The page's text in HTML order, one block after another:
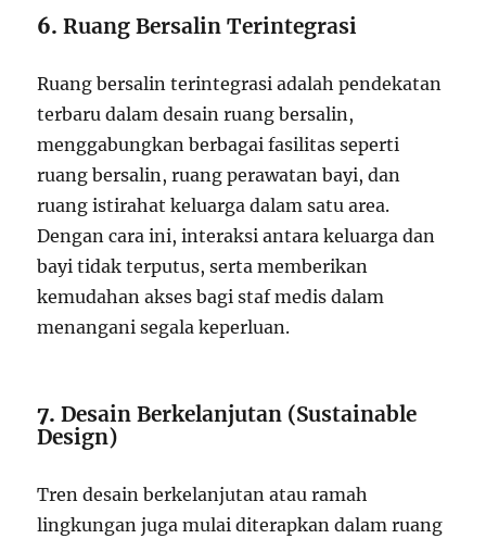
6.Ruang Bersalin Terintegrasi
Ruang bersalin terintegrasi adalah pendekatan
terbaru dalam desain ruang bersalin,
menggabungkan berbagai fasilitas seperti
ruang bersalin, ruang perawatan bayi, dan
ruang istirahat keluarga dalam satu area.
Dengan cara ini, interaksi antara keluarga dan
bayi tidak terputus, serta memberikan
kemudahan akses bagi staf medis dalam
menangani segala keperluan.
7.Desain Berkelanjutan (Sustainable
Design)
Tren desain berkelanjutan atau ramah
lingkungan juga mulai diterapkan dalam ruang